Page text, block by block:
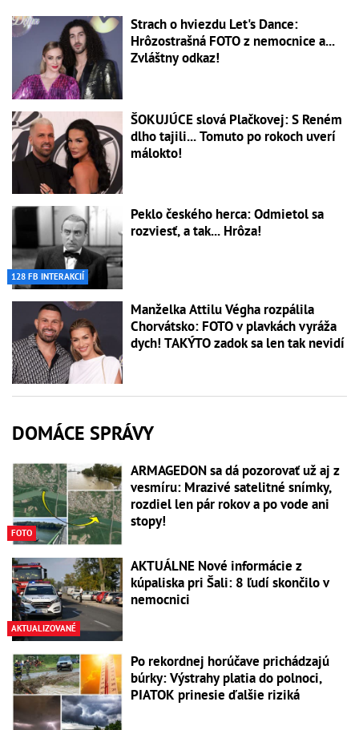
Strach o hviezdu Let's Dance:
Hrôzostrašná FOTO z nemocnice a...
Zvláštny odkaz!
ŠOKUJÚCE slová Plačkovej: S Reném
dlho tajili... Tomuto po rokoch uverí
málokto!
128 FB INTERAKCIÍ
Peklo českého herca: Odmietol sa
rozviesť, a tak... Hrôza!
Manželka Attilu Végha rozpálila
Chorvátsko: FOTO v plavkách vyráža
dych! TAKÝTO zadok sa len tak nevidí
DOMÁCE SPRÁVY
FOTO
ARMAGEDON sa dá pozorovať už aj z
vesmíru: Mrazivé satelitné snímky,
rozdiel len pár rokov a po vode ani
stopy!
AKTUALIZOVANÉ
AKTUÁLNE Nové informácie z
kúpaliska pri Šali: 8 ľudí skončilo v
nemocnici
Po rekordnej horúčave prichádzajú
búrky: Výstrahy platia do polnoci,
PIATOK prinesie ďalšie riziká